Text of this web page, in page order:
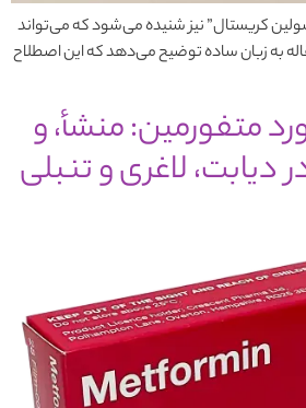
کریستال” نیز شنیده می‌شود که می‌تواند
به زبان ساده توضیح می‌دهد که این اصطلاح
متفورمین: منشأ، و
دیابت، لاغری و تنبلی